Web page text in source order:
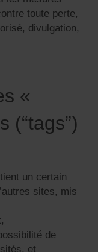
toute perte,
divulgation,
«
(“tags”)
un certain
sites, mis
de
et